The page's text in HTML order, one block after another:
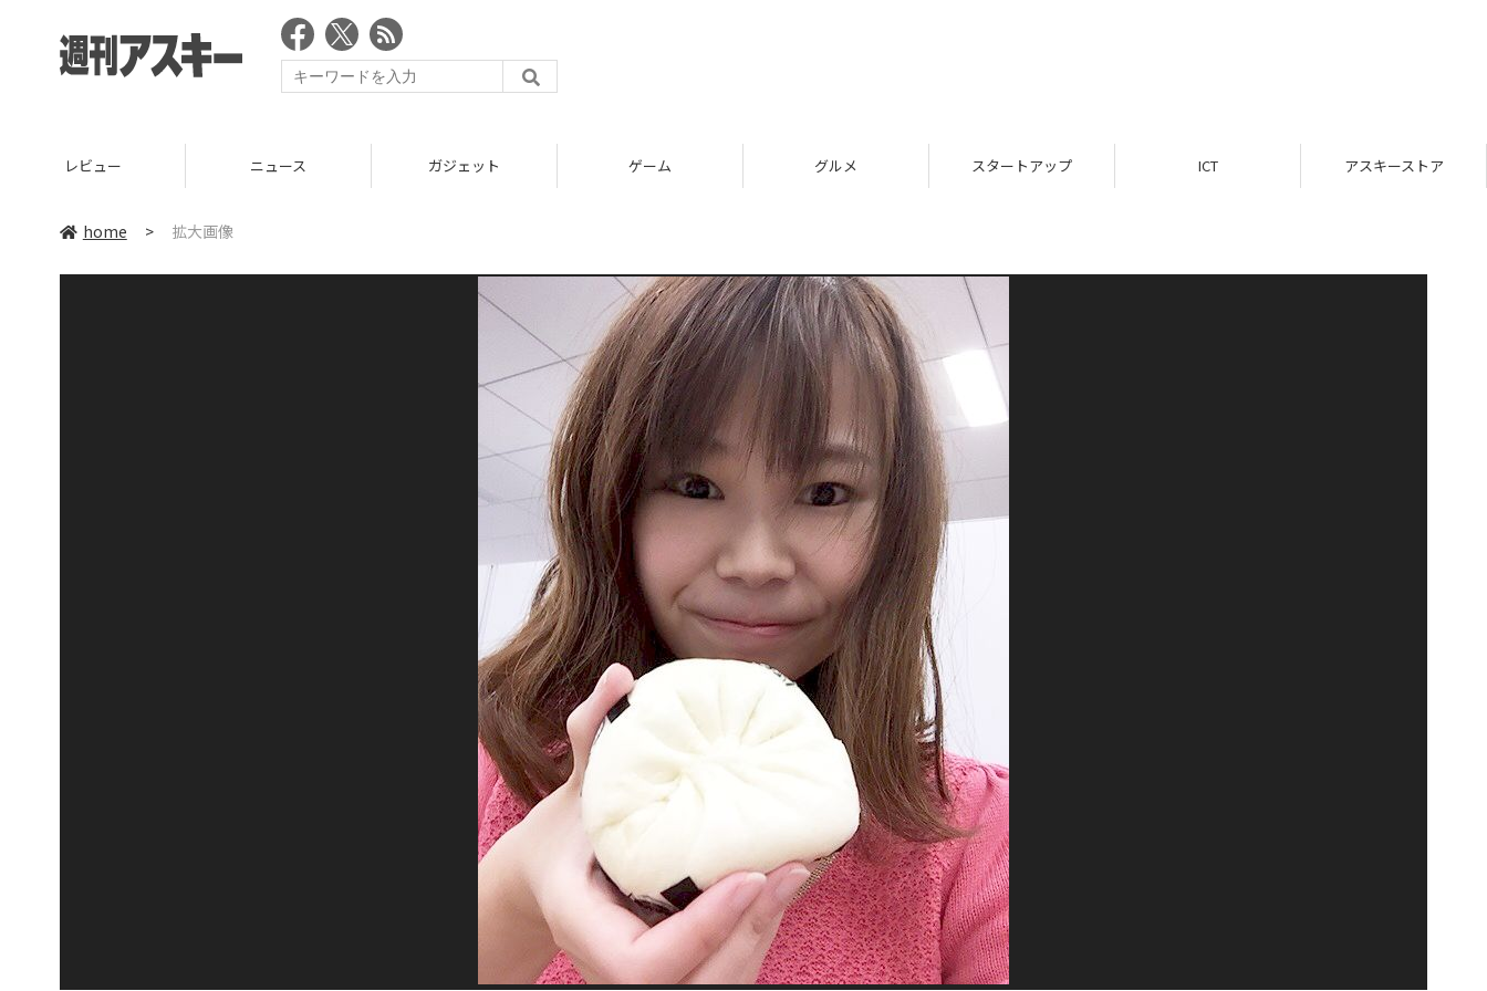
レビュー ニュース ガジェット ゲーム グルメ スタートアップ ICT アスキーストア
home > 拡大画像